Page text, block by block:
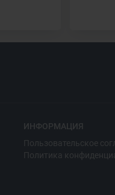
ИНФОРМАЦИЯ
Пользовательское
Политика